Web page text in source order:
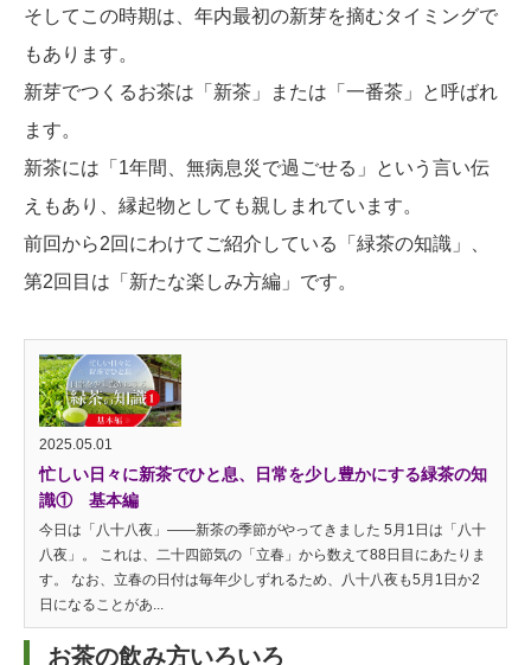
そしてこの時期は、年内最初の新芽を摘むタイミングで
もあります。
新芽でつくるお茶は「新茶」または「一番茶」と呼ばれ
ます。
新茶には「1年間、無病息災で過ごせる」という言い伝
えもあり、縁起物としても親しまれています。
前回から2回にわけてご紹介している「緑茶の知識」、
第2回目は「新たな楽しみ方編」です。
2025.05.01
忙しい日々に新茶でひと息、日常を少し豊かにする緑茶の知
識① 基本編
今日は「八十八夜」——新茶の季節がやってきました 5月1日は「八十
八夜」。 これは、二十四節気の「立春」から数えて88日目にあたりま
す。 なお、立春の日付は毎年少しずれるため、八十八夜も5月1日か2
日になることがあ...
お茶の飲み方いろいろ